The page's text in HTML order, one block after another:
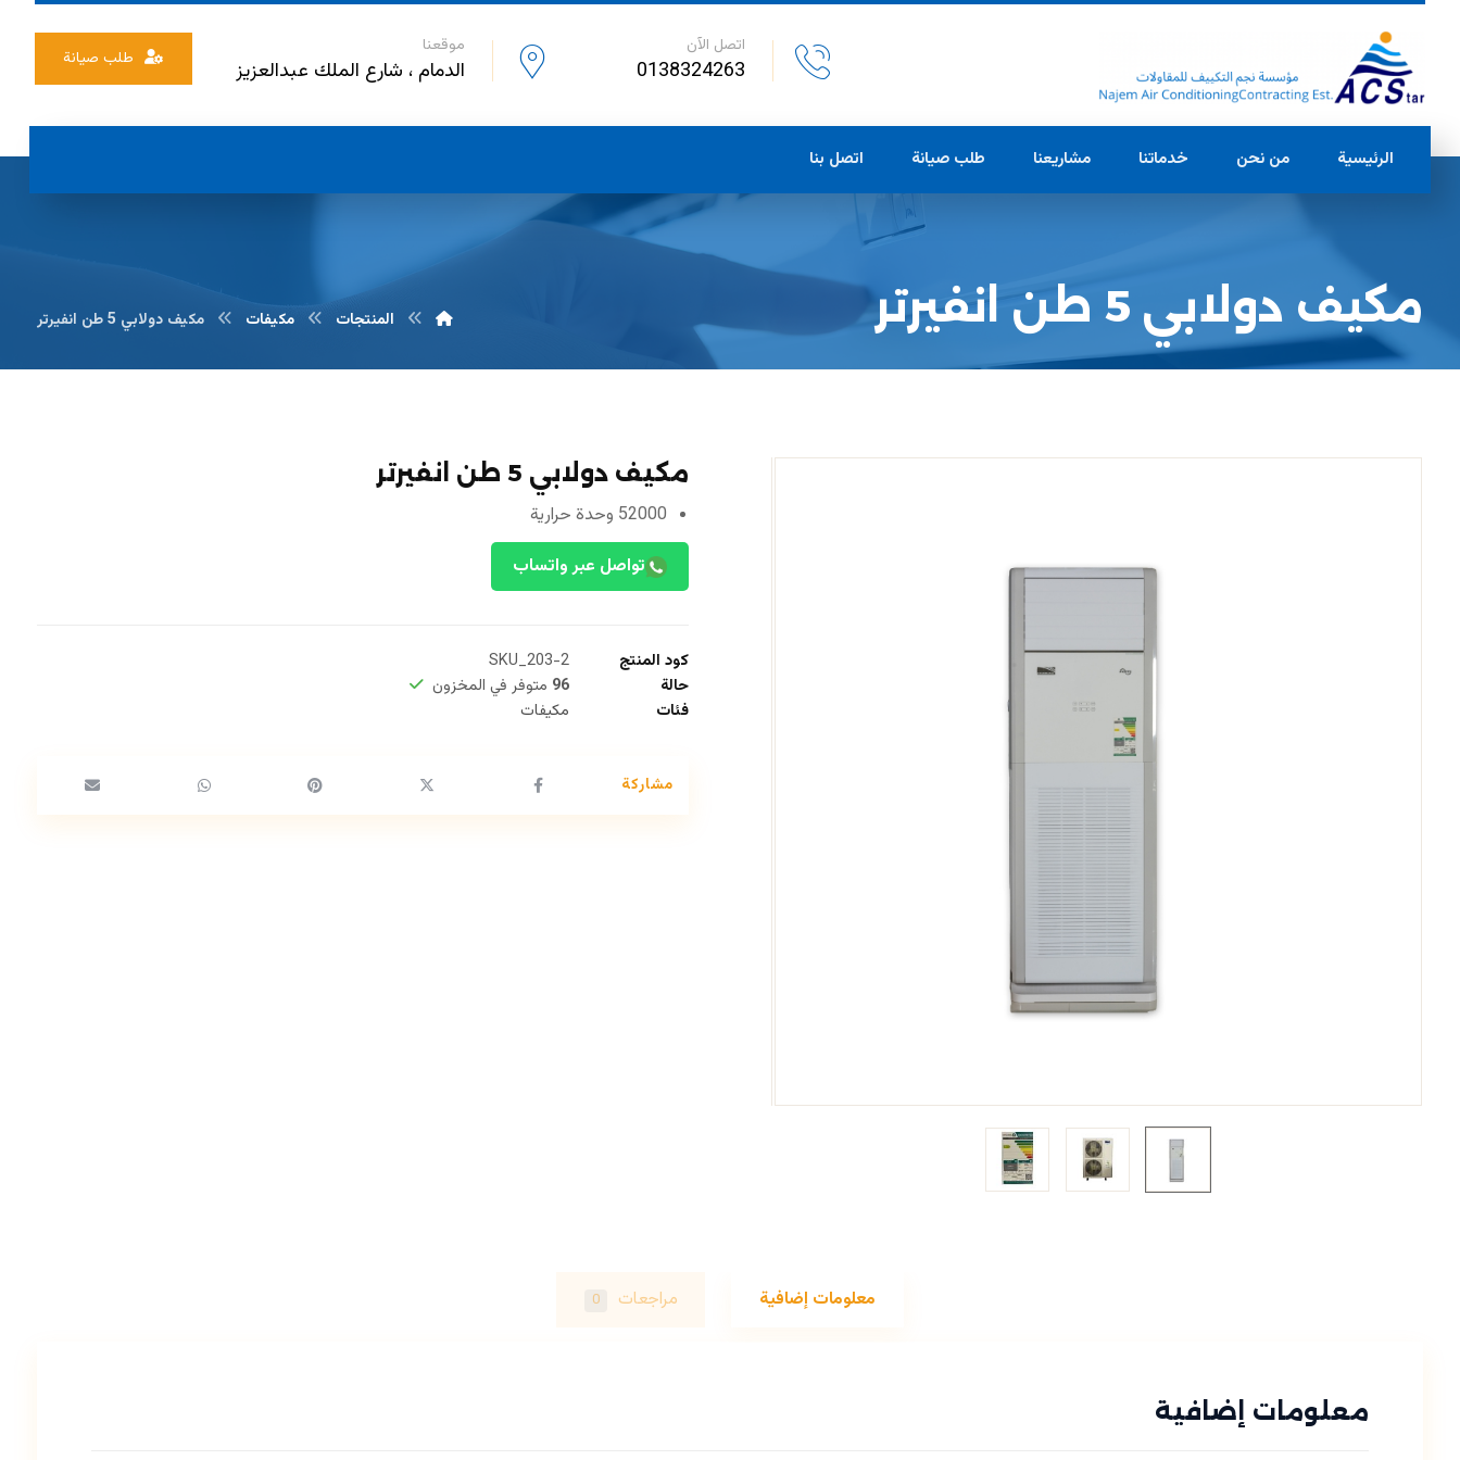
طلب صيانة
موقعنا
الدمام ، شارع الملك عبدالعزيز
اتصل الآن
0138324263
الرئيسية من نحن خدماتنا مشاريعنا طلب صيانة اتصل بنا
مكيف دولابي 5 طن انفيرتر المنتجات مكيفات مكيف دولابي 5 طن انفيرتر
مكيف دولابي 5 طن انفيرتر
52000 وحدة حرارية
تواصل عبر واتساب
كود المنتج
SKU_203-2
حالة
96 متوفر في المخزون
فئات
مكيفات
معلومات إضافية مراجعات 0
معلومات إضافية